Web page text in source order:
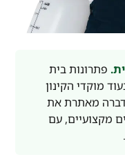
פתרונות בית
מוקדי הקינון
מאתרת את
מקצועיים, עם